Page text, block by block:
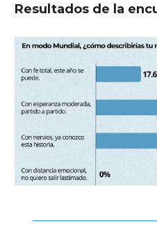
Resultados de la